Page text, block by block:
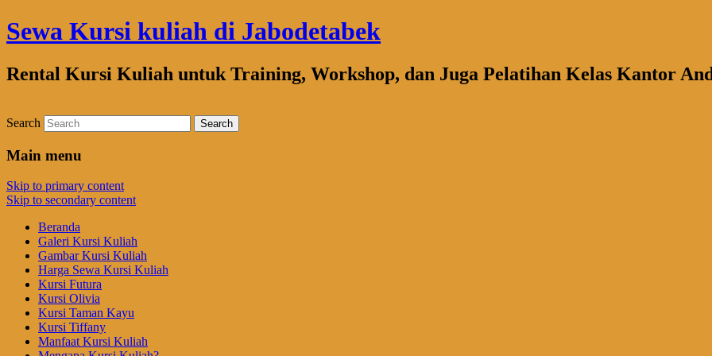
Sewa Kursi kuliah di Jabodetabek
Rental Kursi Kuliah untuk Training, Workshop, dan Juga Pelatihan Kelas Kantor
Search
Main menu
Skip to primary content
Skip to secondary content
Beranda
Galeri Kursi Kuliah
Gambar Kursi Kuliah
Harga Sewa Kursi Kuliah
Kursi Futura
Kursi Olivia
Kursi Taman Kayu
Kursi Tiffany
Manfaat Kursi Kuliah